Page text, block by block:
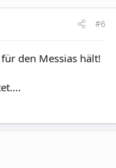
#6
den Messias hält!